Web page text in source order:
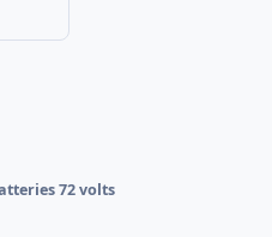
72 volts